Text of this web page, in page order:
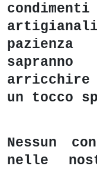
un tocco
Nessun
nelle